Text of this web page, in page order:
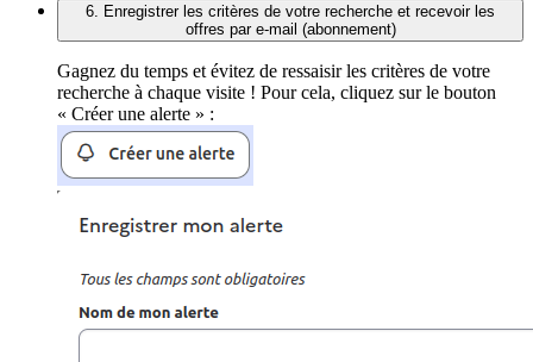
6. Enregistrer les critères de votre recherche et recevoir les
offres par e-mail (abonnement)
Gagnez du temps et évitez de ressaisir les critères de votre
recherche à chaque visite ! Pour cela, cliquez sur le bouton
« Créer une alerte » :